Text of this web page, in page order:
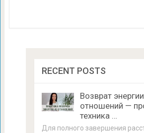
RECENT POSTS
Возврат
отношений —
техника …
Для полного завершения